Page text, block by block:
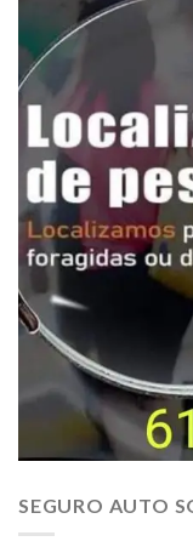
SEGURO AUTO